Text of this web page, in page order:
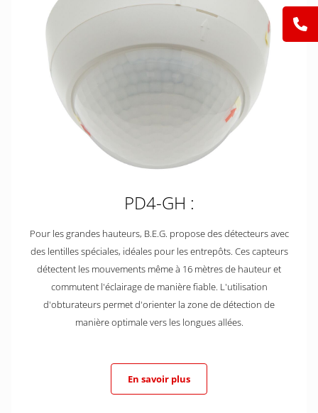
PD4-GH :
Pour les grandes hauteurs, B.E.G. propose des détecteurs avec
des lentilles spéciales, idéales pour les entrepôts. Ces capteurs
détectent les mouvements même à 16 mètres de hauteur et
commutent l'éclairage de manière fiable. L'utilisation
d'obturateurs permet d'orienter la zone de détection de
manière optimale vers les longues allées.
En savoir plus